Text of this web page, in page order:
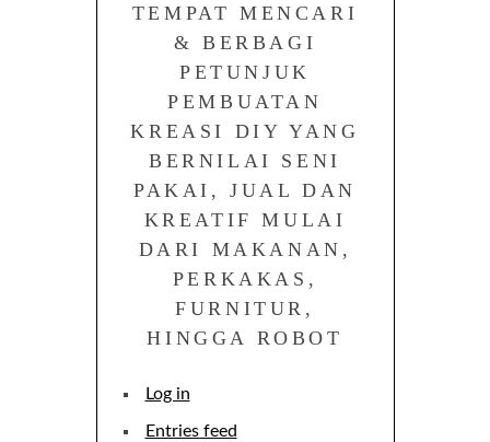
TEMPAT MENCARI
& BERBAGI
PETUNJUK
PEMBUATAN
KREASI DIY YANG
BERNILAI SENI
PAKAI, JUAL DAN
KREATIF MULAI
DARI MAKANAN,
PERKAKAS,
FURNITUR,
HINGGA ROBOT
Log in
Entries feed